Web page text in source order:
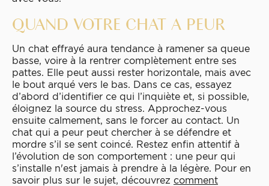
QUAND VOTRE CHAT A PEUR
Un chat effrayé aura tendance à ramener sa queue
basse, voire à la rentrer complètement entre ses
pattes. Elle peut aussi rester horizontale, mais avec
le bout arqué vers le bas. Dans ce cas, essayez
d’abord d’identifier ce qui l’inquiète et, si possible,
éloignez la source du stress. Approchez-vous
ensuite calmement, sans le forcer au contact. Un
chat qui a peur peut chercher à se défendre et
mordre s’il se sent coincé. Restez enfin attentif à
l’évolution de son comportement : une peur qui
s’installe n'est jamais à prendre à la légère. Pour en
savoir plus sur le sujet, découvrez comment